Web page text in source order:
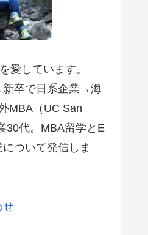
愛しています。
卒で日系企業→海
MBA（UC San
30代。MBA留学とE
ついて発信しま
せ